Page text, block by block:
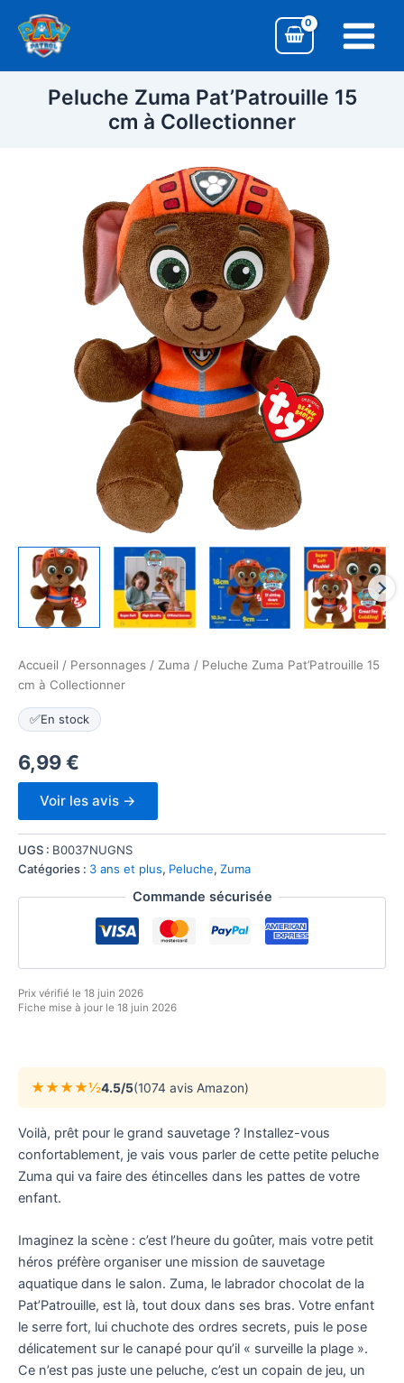
contenu
Menu
Peluche Zuma Pat’Patrouille 15
cm à Collectionner
Accueil / Personnages / Zuma / Peluche Zuma Pat’Patrouille 15
cm à Collectionner
✅En stock
6,99€
Voir les avis →
UGS : B0037NUGNS
Catégories : 3 ans et plus, Peluche, Zuma
Commande sécurisée
Prix vérifié le 18 juin 2026
Fiche mise à jour le 18 juin 2026
★★★★½4.5/5(1074 avis Amazon)
Voilà, prêt pour le grand sauvetage ? Installez-vous
confortablement, je vais vous parler de cette petite peluche
Zuma qui va faire des étincelles dans les pattes de votre
enfant.
Imaginez la scène : c’est l’heure du goûter, mais votre petit
héros préfère organiser une mission de sauvetage
aquatique dans le salon. Zuma, le labrador chocolat de la
Pat’Patrouille, est là, tout doux dans ses bras. Votre enfant
le serre fort, lui chuchote des ordres secrets, puis le pose
délicatement sur le canapé pour qu’il « surveille la plage ».
Ce n’est pas juste une peluche, c’est un copain de jeu, un